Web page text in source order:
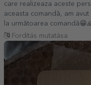
care realizeaza aceste
aceasta comandă, am
la următoarea
Fordítás mutatása